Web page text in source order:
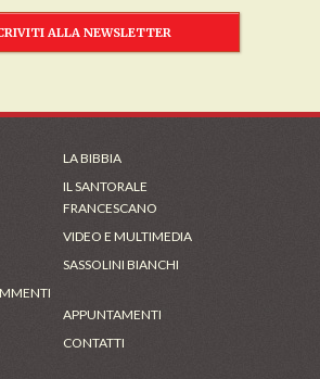
ALLA NEWSLETTER
LA BIBBIA
IL SANTORALE
FRANCESCANO
VIDEO E MULTIMEDIA
SASSOLINI BIANCHI
APPUNTAMENTI
CONTATTI